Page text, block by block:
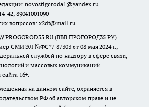
novostigoroda1@yandex.ru
42, 89041001090
вопросов: x2dt@mail.ru
(ВВВ.ПРОГОРОД35.РУ).
СМИ ЭЛ №ФС77-87303 от 08 мая 2024 г.,
службой по надзору в сфере связи,
и массовых коммуникаций.
сайта 16+.
на данном сайте, охраняется в
РФ об авторском праве и не